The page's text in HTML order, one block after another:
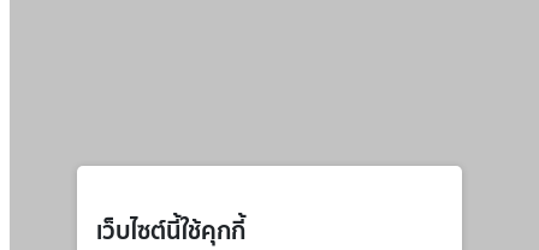
เว็บไซต์นี้ใช้คุกกี้